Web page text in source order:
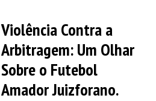
Violência Contra a
Arbitragem: Um Olhar
Sobre o Futebol
Amador Juizforano.